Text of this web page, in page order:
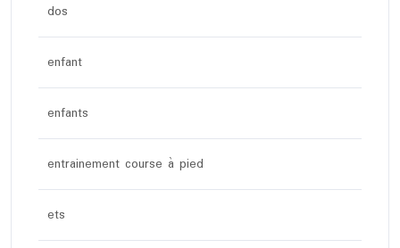
dos
enfant
enfants
entrainement course à pied
ets